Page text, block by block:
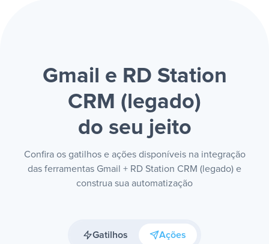
Gmail e RD Station
CRM (legado)
do seu jeito
Confira os gatilhos e ações disponíveis na integração
das ferramentas Gmail + RD Station CRM (legado) e
construa sua automatização
Gatilhos Ações